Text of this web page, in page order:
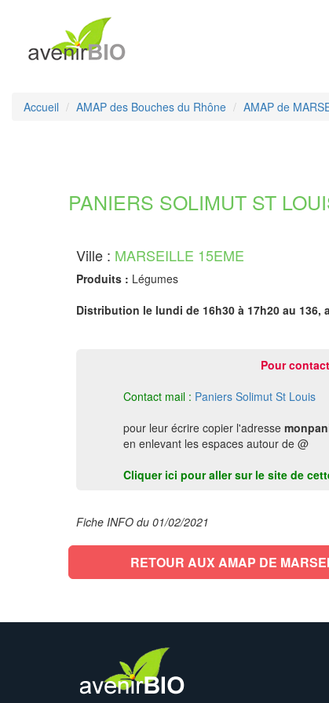
Accueil AMAP des Bouches du Rhône AMAP de
PANIERS SOLIMUT ST
Ville : MARSEILLE 15EME
Produits : Légumes
Distribution le lundi de 16h30 à 17h20 au 136,
Pour
Contact mail : Paniers Solimut St Louis
pour leur écrire copier l'adresse
en enlevant les espaces autour de @
Cliquer ici pour aller sur le site de
Fiche INFO du 01/02/2021
RETOUR AUX AMAP DE